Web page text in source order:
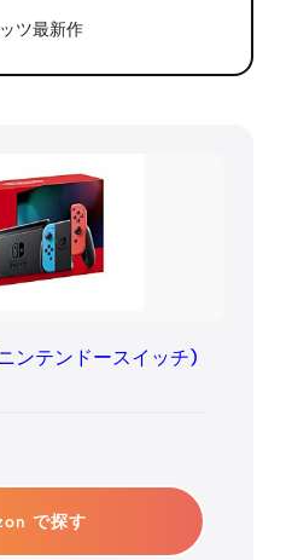
ツ最新作
ンテンドースイッチ)
で探す